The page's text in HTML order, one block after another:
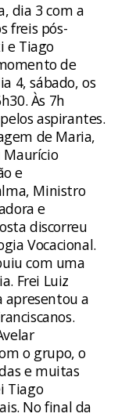
dia 3 com a
freis pós-
e Tiago
de
4, sábado, os
Às 7h
aspirantes.
de Maria,
Maurício
e
Ministro
e
discorreu
Vocacional.
com uma
Frei Luiz
apresentou a
o grupo, o
e muitas
Tiago
No final da